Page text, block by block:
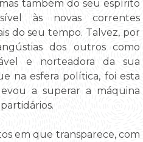
também do seu espírito
às novas correntes
do seu tempo. Talvez, por
dos outros como
e norteadora da sua
na esfera política, foi esta
a superar a máquina
em que transparece, com